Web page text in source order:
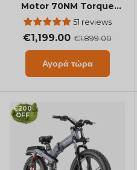
Motor 70NM Torque
Step Thru Urban E-Bike
51 reviews
€1,199.00 €1,899.00
Αγορά τώρα
€200
OFF